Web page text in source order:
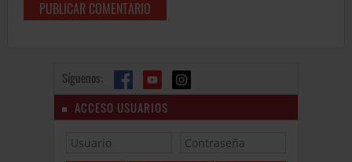
Síguenos:
ACCESO USUARIOS